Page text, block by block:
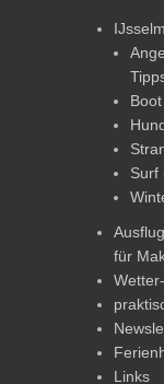
Surf
für
Links